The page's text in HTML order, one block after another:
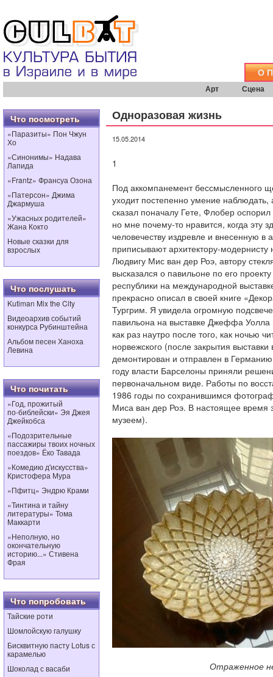
О
Арт Сцена
Что посмотреть
«Паразиты» Пон Чжун
Хо
«Синонимы» Надава
Лапида
«Frantz» Франсуа Озона
«Патерсон» Джима
Джармуша
«Ужасных родителей»
Жана Кокто
Новые сказки для
взрослых
Что послушать
Kutiman Mix the City
Видеоархив событий
конкурса Рубинштейна
Альбом песен Ханоха
Левина
Что почитать
«Год, прожитый
по‑библейски» Эя Джея
Джейкобса
«Подозрительные
пассажиры твоих ночных
поездов» Ёко Тавада
«Комедию д'искусства»
Кристофера Мура
«Пфитц» Эндрю Крами
«Тинтина и тайну
литературы» Тома
Маккарти
«Неполную, но
окончательную
историю...» Стивена
Фрая
Что попробовать
Тайские роти
Шомлойскую галушку
Бисквитную пасту Lotus с
карамелью
Шоколад с васаби
Одноразовая жизнь
15.05.2014
1
Под аккомпанемент бессмысленного
уходит постепенно умение наблюдать,
сказал поначалу Гете, Флобер
но мне почему-то нравится, когда
человечеству издревле и внесенную в
приписывают архитектору-
Людвигу Мис ван дер Роэ, автору
высказался о павильоне по его
республики на международной
прекрасно описал в своей книге
Тургрим. Я увидела огромную
павильона на выставке Джеффа Уолла
как раз наутро после того, как ночью
норвежского (после закрытия
демонтирован и отправлен в
году власти Барселоны приняли
первоначальном виде. Работы по
1986 годы по сохранившимся
Миса ван дер Роэ. В настоящее время
музеем).
Отраженное